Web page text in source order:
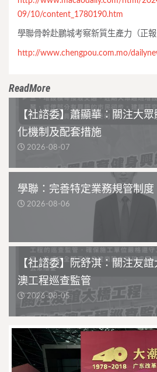
09/10/content_1780190.htm
學聯骨幹赴鵬城考察新質生產力（正
http://www.chengpou.com.mo/
ReadMore
【社諮委】蕭顯華：關注大
化機制及配套措施
2026-08-07
學聯：完善特定業務規管制
2026-08-06
【社諮委】阮舒淇：關注友
澳工程巡查監管
2026-08-05